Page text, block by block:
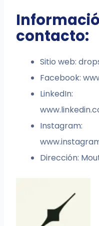
contacto:
Sitio web:
Facebook:
LinkedIn:
Instagram:
Dirección: